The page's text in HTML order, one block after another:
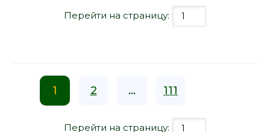
Перейти на страницу:
1 2 ... 111
Перейти на страницу: